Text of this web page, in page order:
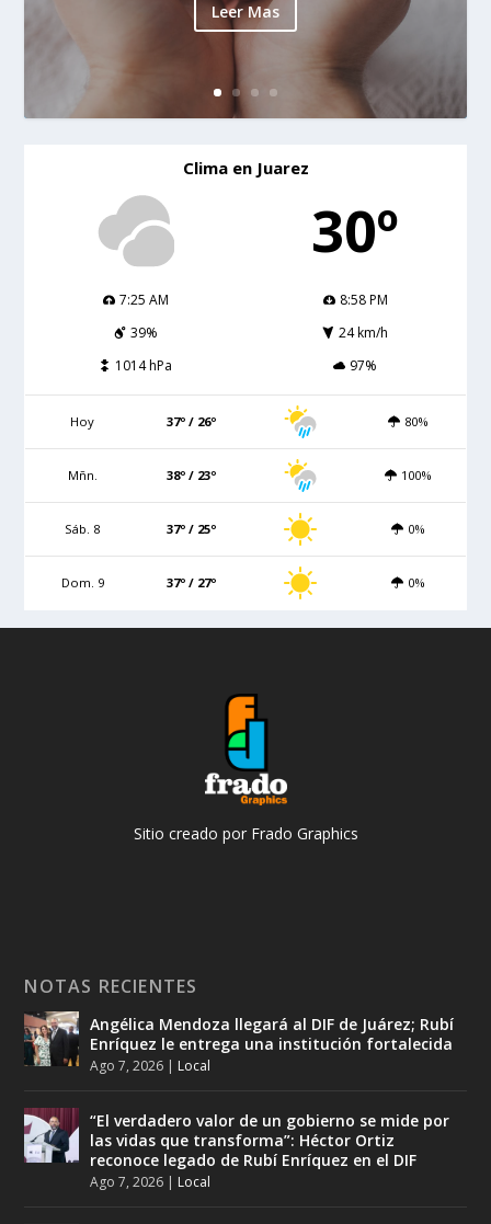
Leer Mas
Clima en Juarez
30º
7:25 AM
8:58 PM
39%
24 km/h
1014 hPa
97%
Hoy 37º / 26º 80%
Mñn. 38º / 23º 100%
Sáb. 8 37º / 25º 0%
Dom. 9 37º / 27º 0%
Sitio creado por Frado Graphics
NOTAS RECIENTES
Angélica Mendoza llegará al DIF de Juárez; Rubí
Enríquez le entrega una institución fortalecida
Ago 7, 2026 | Local
“El verdadero valor de un gobierno se mide por
las vidas que transforma”: Héctor Ortiz
reconoce legado de Rubí Enríquez en el DIF
Ago 7, 2026 | Local